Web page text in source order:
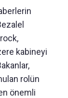
kabineyi
rolün
önemli